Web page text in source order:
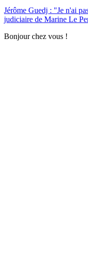
Jérôme Guedj : "Je n'ai
judiciaire de Marine Le
Bonjour chez vous !